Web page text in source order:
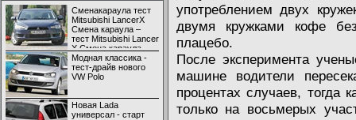
Сменакараула тест
Mitsubishi LancerX
Смена караула –
тест Mitsubishi Lancer
X Смена караула –
тест Mitsubishi Lancer
X
Модная классика -
тест-драйв нового
VW Polo
Новая Lada
универсал - старт
употреблением двух
двумя кружками кофе
плацебо.
После эксперимента
машине водители
процентах случаев, тогда
только на восьмерых